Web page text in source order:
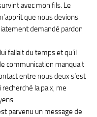
avec mon fils. Le
que nous devions
demandé pardon
fallait du temps et qu’il
communication manquait
entre nous deux s’est
la paix, me
parvenu un message de